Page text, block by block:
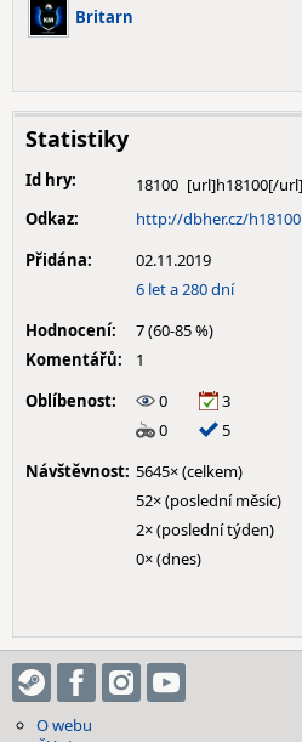
Britarn
Statistiky
Id hry:
18100
Odkaz:
http://dbher.cz/h18100
Přidána:
02.11.2019
6 let a 280 dní
Hodnocení:
7 (60-85 %)
Komentářů:
1
Oblíbenost:
0
3
0
5
Návštěvnost: 5645× (celkem)
52× (poslední měsíc)
2× (poslední týden)
0× (dnes)
O webu